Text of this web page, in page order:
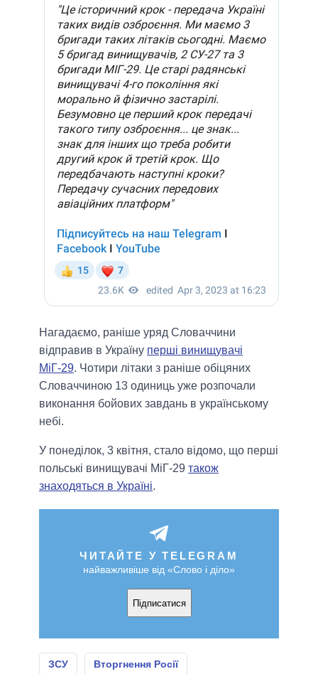
Нагадаємо, раніше уряд Словаччини
відправив в Україну перші винищувачі
МіГ-29. Чотири літаки з раніше обіцяних
Словаччиною 13 одиниць уже розпочали
виконання бойових завдань в українському
небі.
У понеділок, 3 квітня, стало відомо, що перші
польські винищувачі МіГ-29 також
знаходяться в Україні.
ЧИТАЙТЕ У TELEGRAM
найважливіше від «Слово і діло»
Підписатися
ЗСУ Вторгнення Росії